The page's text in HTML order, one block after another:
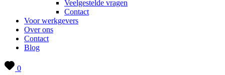
Veelgestelde vragen
Contact
Voor werkgevers
Over ons
Contact
Blog
0